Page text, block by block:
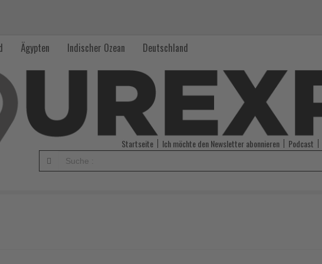
Ägypten Indischer Ozean Deutschland
Startseite Ich möchte den Newsletter abonnieren Podcast